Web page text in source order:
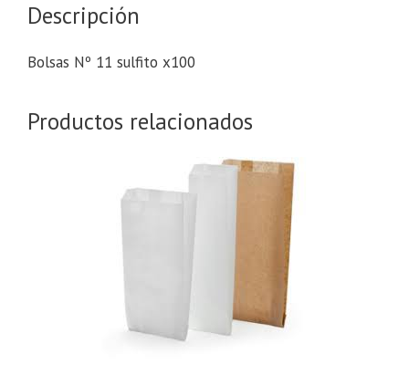
Descripción
Bolsas Nº 11 sulfito x100
Productos relacionados